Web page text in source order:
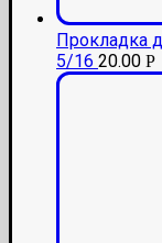
Прокладка
5/16 20.00 Р